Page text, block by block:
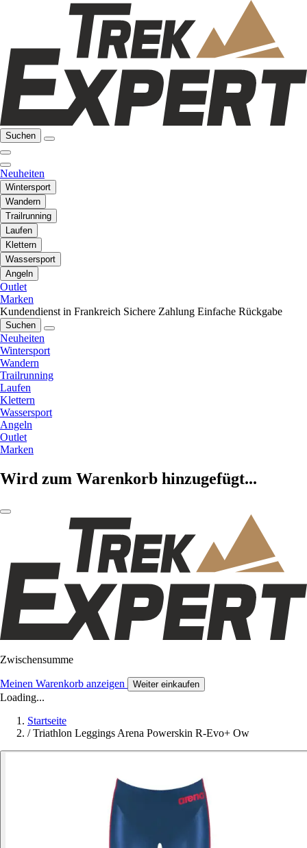
Suchen
Neuheiten
Wintersport
Wandern
Trailrunning
Laufen
Klettern
Wassersport
Angeln
Outlet
Marken
Kundendienst in Frankreich Sichere Zahlung Einfache Rückgabe
Suchen
Neuheiten
Wintersport
Wandern
Trailrunning
Laufen
Klettern
Wassersport
Angeln
Outlet
Marken
Wird zum Warenkorb hinzugefügt...
Zwischensumme
Meinen Warenkorb anzeigen Weiter einkaufen
Loading...
Startseite
/ Triathlon Leggings Arena Powerskin R-Evo+ Ow